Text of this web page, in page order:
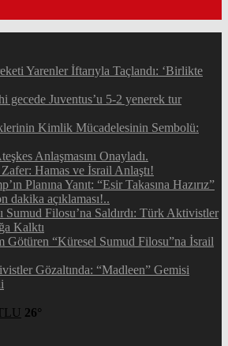
Yarenler İftarıyla Taçlandı: ‘Birlikte
gecede Juventus’u 5-2 yenerek tur
Kimlik Mücadelesinin Sembolü:
Anlaşmasını Onayladı.
Hamas ve İsrail Anlaştı!
Planına Yanıt: “Esir Takasına Hazırız”
dakika açıklaması!..
Sumud Filosu’na Saldırdı: Türk Aktivistler
Kalktı
Götüren “Küresel Sumud Filosu”na İsrail
Gözaltında: “Madleen” Gemisi
26°